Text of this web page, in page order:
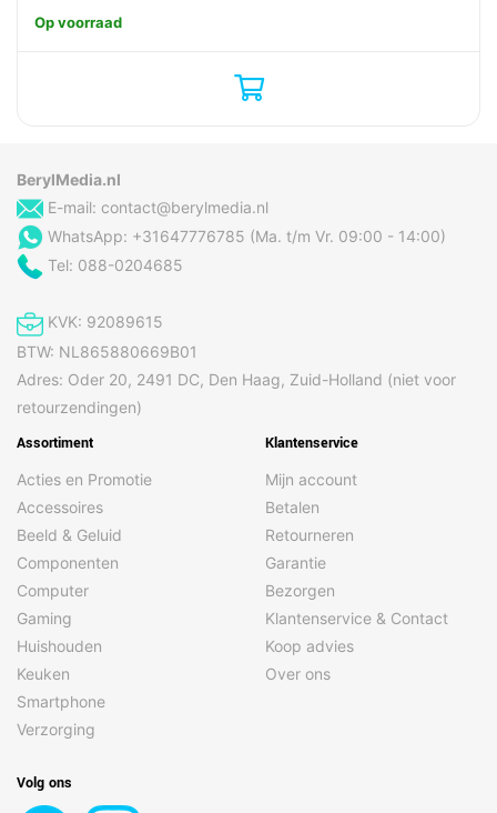
Op voorraad
BerylMedia.nl
E-mail: contact@berylmedia.nl
WhatsApp: +31647776785 (Ma. t/m Vr. 09:00 - 14:00)
Tel: 088-0204685
KVK: 92089615
BTW: NL865880669B01
Adres: Oder 20, 2491 DC, Den Haag, Zuid-Holland (niet voor
retourzendingen)
Assortiment
Acties en Promotie
Accessoires
Beeld & Geluid
Componenten
Computer
Gaming
Huishouden
Keuken
Smartphone
Verzorging
Klantenservice
Mijn account
Betalen
Retourneren
Garantie
Bezorgen
Klantenservice & Contact
Koop advies
Over ons
Volg ons